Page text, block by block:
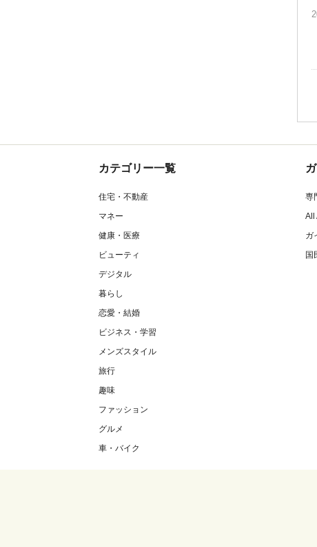
カテゴリー一覧
住宅・不動産
マネー
健康・医療
ビューティ
デジタル
暮らし
恋愛・結婚
ビジネス・学習
メンズスタイル
旅行
趣味
ファッション
グルメ
車・バイク
専
All
ガ
国